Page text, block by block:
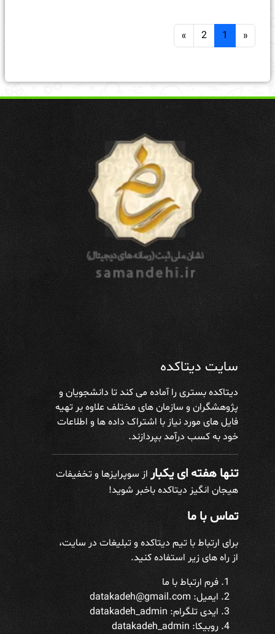
«
1
2
»
سایت دیتاکده
دیتاکده بستری را آماده می کند تا دانشجویان و
پژوهشگران و سازمان های مختلف علاوه بر تهیه
فایل های مورد نیاز با اشتراک داده ها و اطلاعات
خود به کسب درآمد بپردازند.
تنها هفته ای یکباراز سوپرایزها و تخفیفات
هیجان انگیز دیتاکده باخبر شوید!
تماس با ما
برای ارتباط با تیم دیتاکده و تبلیغات در سایت،
از راه های زیر استفاده کنید.
فرم ارتباط با ما
ایمیل: datakadeh@gmail.com
ایدی تلگرام:datakadeh_admin
روبیکا: datakadeh_admin